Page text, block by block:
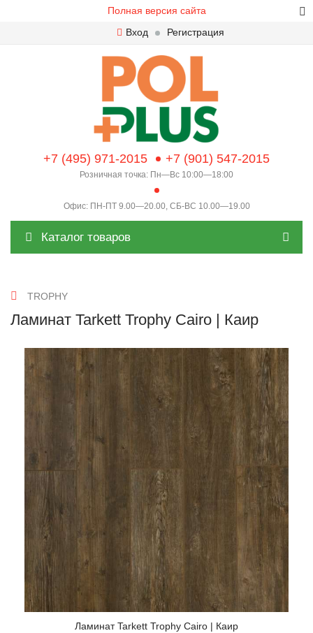
Полная версия сайта
Вход
Регистрация
+7 (495) 971-2015 +7 (901) 547-2015
Розничная точка: Пн—Вс 10:00—18:00
Офис: ПН-ПТ 9.00—20.00, СБ-ВС 10.00—19.00
Каталог товаров
TROPHY
Ламинат Tarkett Trophy Cairo | Каир
Ламинат Tarkett Trophy Cairo | Каир